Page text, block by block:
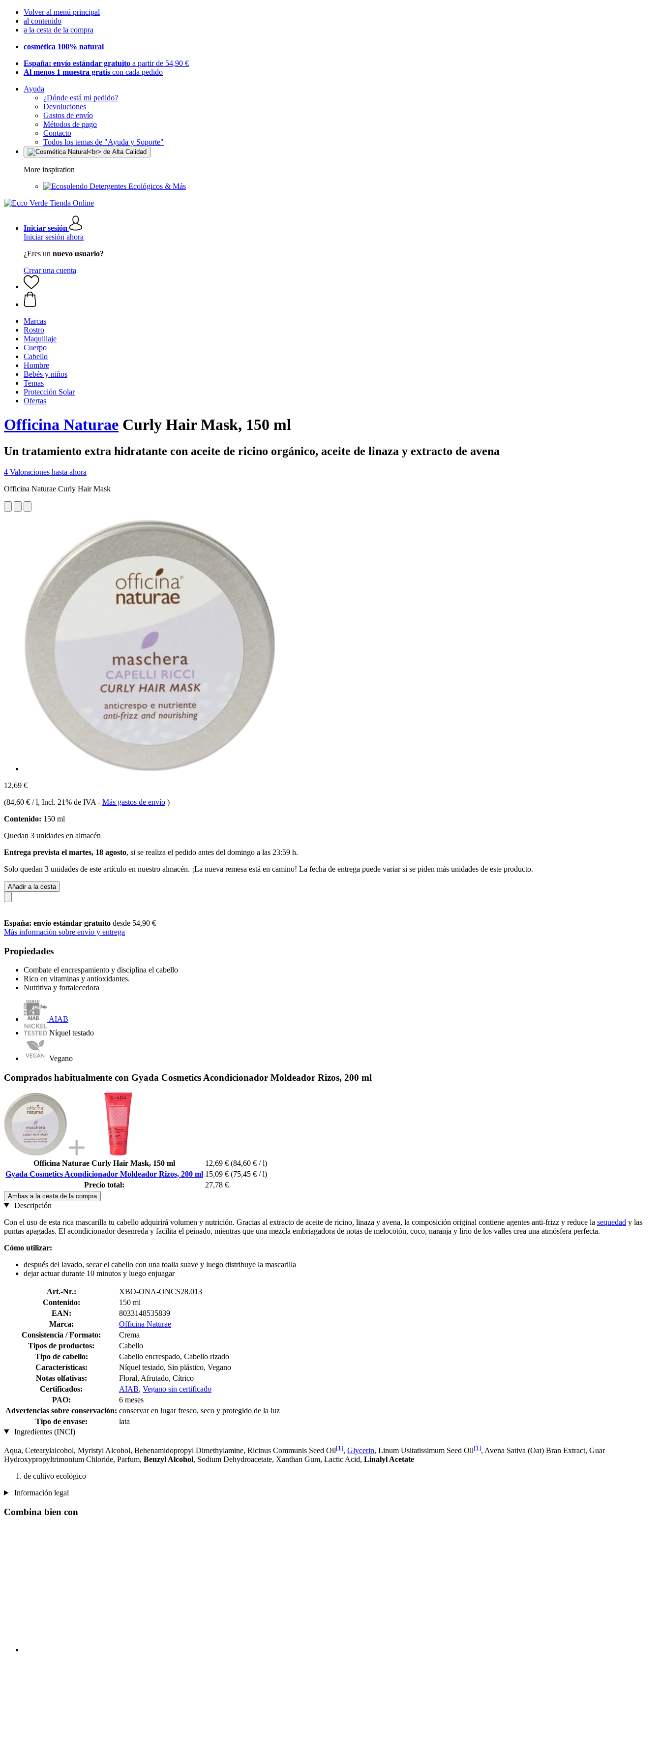
Volver al menú principal
al contenido
a la cesta de la compra
cosmética 100% natural
España: envío estándar gratuito a partir de 54,90 €
Al menos 1 muestra gratis con cada pedido
Ayuda
¿Dónde está mi pedido?
Devoluciones
Gastos de envío
Métodos de pago
Contacto
Todos los temas de "Ayuda y Soporte"
More inspiration
Detergentes Ecológicos & Más
Iniciar sesión
Iniciar sesión ahora
¿Eres un nuevo usuario?
Crear una cuenta
Marcas
Rostro
Maquillaje
Cuerpo
Cabello
Hombre
Bebés y niños
Temas
Protección Solar
Ofertas
Officina Naturae Curly Hair Mask, 150 ml
Un tratamiento extra hidratante con aceite de ricino orgánico, aceite de linaza y extracto de avena
4 Valoraciones hasta ahora
Officina Naturae Curly Hair Mask
12,69 €
(84,60 € / l, Incl. 21% de IVA - Más gastos de envío )
Contenido: 150 ml
Quedan 3 unidades en almacén
Entrega prevista el martes, 18 agosto, si se realiza el pedido antes del domingo a las 23:59 h.
Solo quedan 3 unidades de este artículo en nuestro almacén. ¡La nueva remesa está en camino! La fecha de entrega puede variar si se piden más unidades de este producto.
Añadir a la cesta
España: envío estándar gratuito desde 54,90 €
Más información sobre envío y entrega
Propiedades
Combate el encrespamiento y disciplina el cabello
Rico en vitaminas y antioxidantes.
Nutritiva y fortalecedora
AIAB
Níquel testado
Vegano
Comprados habitualmente con Gyada Cosmetics Acondicionador Moldeador Rizos, 200 ml
Officina Naturae Curly Hair Mask, 150 ml 12,69 € (84,60 € / l)
Gyada Cosmetics Acondicionador Moldeador Rizos, 200 ml 15,09 € (75,45 € / l)
Precio total:
27,78 €
Ambas a la cesta de la compra
Descripción
Con el uso de esta rica mascarilla tu cabello adquirirá volumen y nutrición. Gracias al extracto de aceite de ricino, linaza y avena, la composición original contiene agentes anti-frizz y reduce la sequedad y las
puntas apagadas. El acondicionador desenreda y facilita el peinado, mientras que una mezcla embriagadora de notas de melocotón, coco, naranja y lirio de los valles crea una atmósfera perfecta.
Cómo utilizar:
después del lavado, secar el cabello con una toalla suave y luego distribuye la mascarilla
dejar actuar durante 10 minutos y luego enjuagar
Art.-Nr.:
XBO-ONA-ONCS28.013
Contenido:
150 ml
EAN:
8033148535839
Marca:
Officina Naturae
Consistencia / Formato:
Crema
Tipos de productos:
Cabello
Tipo de cabello:
Cabello encrespado, Cabello rizado
Características:
Níquel testado, Sin plástico, Vegano
Notas olfativas:
Floral, Afrutado, Cítrico
Certificados:
AIAB, Vegano sin certificado
PAO:
6 meses
Advertencias sobre conservación: conservar en lugar fresco, seco y protegido de la luz
Tipo de envase:
lata
Ingredientes (INCI)
Aqua, Cetearylalcohol, Myristyl Alcohol, Behenamidopropyl Dimethylamine, Ricinus Communis Seed Oil[1], Glycerin, Linum Usitatissimum Seed Oil[1], Avena Sativa (Oat) Bran Extract, Guar
Hydroxypropyltrimonium Chloride, Parfum, Benzyl Alcohol, Sodium Dehydroacetate, Xanthan Gum, Lactic Acid, Linalyl Acetate
de cultivo ecológico
Información legal
Combina bien con